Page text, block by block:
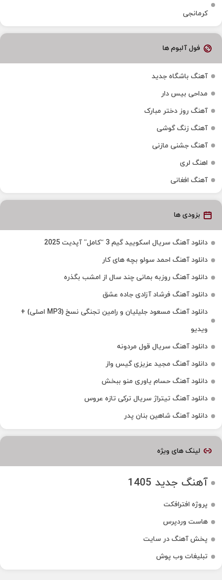
کرمانجی
فول آلبوم ها
آهنگ باشگاه جدید
مداحی بیس دار
آهنگ روز دختر مبارک
آهنگ زنگ گوشی
آهنگ جشنی مازنی
اهنگ لری
آهنگ افغانی
بزودی ها
دانلود آهنگ سریال اسکویید گیم 3 “کامل” آپدیت 2025
دانلود آهنگ احمد سولو بچه های کار
دانلود آهنگ روزبه بمانی چند سال از امشب بگذره
دانلود آهنگ فرشاد آزادی جاده عشق
دانلود آهنگ مسعود جلیلیان و رامین تجنگی نسخ (MP3 اصلی) +
ویدیو
دانلود آهنگ سریال قول مردونه
دانلود آهنگ مجید عزیزی گیس واز
دانلود آهنگ حسام یاوری منو ببخش
دانلود آهنگ تیتراژ سریال ترکی تازه عروس
دانلود آهنگ شاهین بنان پدر
لینک های ویژه
آهنگ جدید 1405
پروژه افترافکت
هاست وردپرس
پخش آهنگ در سایت
تبلیغات وب پوش